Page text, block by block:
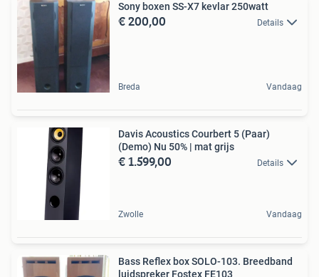
Sony boxen SS-X7 kevlar 250watt
€ 200,00 Details
Breda Vandaag
Davis Acoustics Courbert 5 (Paar)
(Demo) Nu 50% | mat grijs
€ 1.599,00 Details
Zwolle Vandaag
Bass Reflex box SOLO-103. Breedband
luidspreker Fostex FE103